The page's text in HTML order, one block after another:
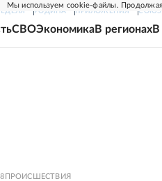
Мы используем cookie-файлы. Продолжая
РОДИНА ПРИЛОЖЕНИЯ СОЮЗ
СВОЭкономикаВ регионах
ПРОИСШЕСТВИЯ